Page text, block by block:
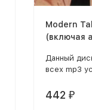
Modern
(включая
Данный
всех mp3
442₽